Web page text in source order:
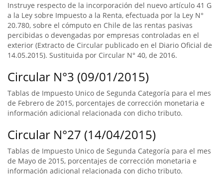
Instruye respecto de la incorporación del nuevo artículo 41 G
a la Ley sobre Impuesto a la Renta, efectuada por la Ley N°
20.780, sobre el cómputo en Chile de las rentas pasivas
percibidas o devengadas por empresas controladas en el
exterior (Extracto de Circular publicado en el Diario Oficial de
14.05.2015). Sustituida por Circular N° 40, de 2016.
Circular N°3 (09/01/2015)
Tablas de Impuesto Unico de Segunda Categoría para el mes
de Febrero de 2015, porcentajes de corrección monetaria e
información adicional relacionada con dicho tributo.
Circular N°27 (14/04/2015)
Tablas de Impuesto Unico de Segunda Categoría para el mes
de Mayo de 2015, porcentajes de corrección monetaria e
información adicional relacionada con dicho tributo.